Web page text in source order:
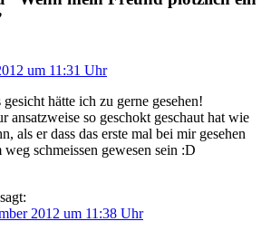
um 11:31 Uhr
hätte ich zu gerne gesehen!
ansatzweise so geschokt geschaut hat wie
als er dass das erste mal bei mir gesehen
weg schmeissen gewesen sein :D
sagt:
2012 um 11:38 Uhr